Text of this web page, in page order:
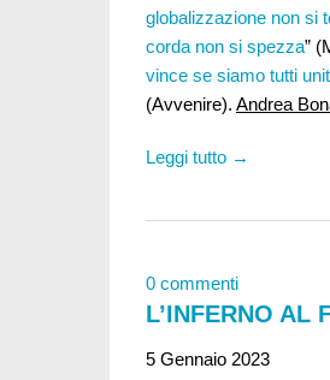
globalizzazione non si
corda non si spezza”
vince se siamo tutti
(Avvenire). Andrea
Leggi tutto →
0 commenti
L’INFERNO AL
5 Gennaio 2023